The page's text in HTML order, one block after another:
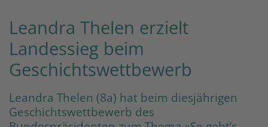
Leandra Thelen erzielt
Landessieg beim
Geschichtswettbewerb
Leandra Thelen (8a) hat beim diesjährigen
Geschichtswettbewerb des